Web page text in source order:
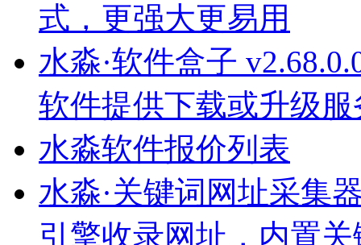
式，更强大更易用
水淼·软件盒子
软件提供下载或升级服
水淼软件报价列表
水淼·关键词网址采集
引擎收录网址，内置